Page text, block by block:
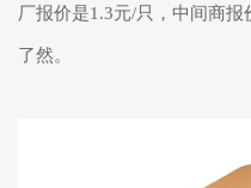
厂报价是1.3元/只，中间商报
了然。